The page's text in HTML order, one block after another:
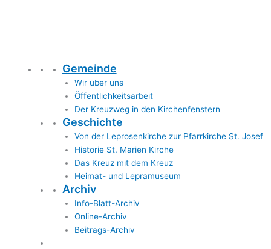
Gemeinde
Wir über uns
Öffentlichkeitsarbeit
Der Kreuzweg in den Kirchenfenstern
Geschichte
Von der Leprosenkirche zur Pfarrkirche St. Josef
Historie St. Marien Kirche
Das Kreuz mit dem Kreuz
Heimat- und Lepramuseum
Archiv
Info-Blatt-Archiv
Online-Archiv
Beitrags-Archiv